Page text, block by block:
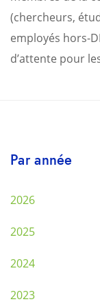
(chercheurs,
employés hors-
d’attente pour
Par année
2026
2025
2024
2023